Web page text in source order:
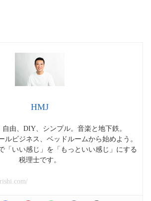
HMJ
由、DIY、シンプル。音楽と地下鉄。
ルビジネス、ベッドルームから始めよう。
「いい感じ」を「もっといい感じ」にする
税理士です。